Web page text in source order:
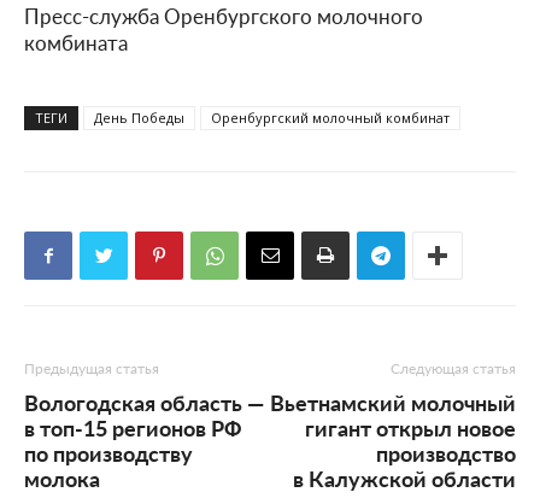
Пресс-служба Оренбургского молочного
комбината
ТЕГИ День Победы Оренбургский молочный комбинат
Предыдущая статья
Вологодская область —
в топ-15 регионов РФ
по производству
молока
Следующая статья
Вьетнамский молочный
гигант открыл новое
производство
в Калужской области